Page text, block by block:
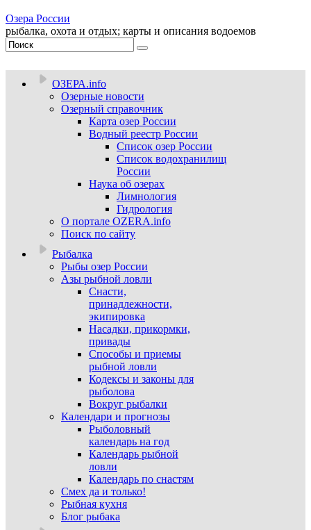
Озера России
рыбалка, охота и отдых; карты и описания водоемов
ОЗЕРА.info
Озерные новости
Озерный справочник
Карта озер России
Водный реестр России
Список озер России
Список водохранилищ
России
Наука об озерах
Лимнология
Гидрология
О портале OZERA.info
Поиск по сайту
Рыбалка
Рыбы озер России
Азы рыбной ловли
Снасти,
принадлежности,
экипировка
Насадки, прикормки,
привады
Способы и приемы
рыбной ловли
Кодексы и законы для
рыболова
Вокруг рыбалки
Календари и прогнозы
Рыболовный
календарь на год
Календарь рыбной
ловли
Календарь по снастям
Смех да и только!
Рыбная кухня
Блог рыбака